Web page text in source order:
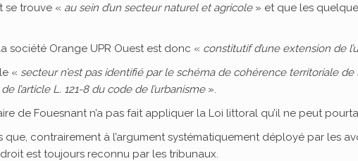
se trouve « au sein d’un secteur naturel et agricole» et que les
société Orange UPR Ouest est donc « constitutif d’une extension de
« secteur n’est pas identifié par le schéma de cohérence territoriale
l’article L. 121-8 du code de l’urbanisme».
de Fouesnant n’a pas fait appliquer la Loi littoral qu’il ne peut
que, contrairement à l’argument systématiquement déployé par les
est toujours reconnu par les tribunaux.